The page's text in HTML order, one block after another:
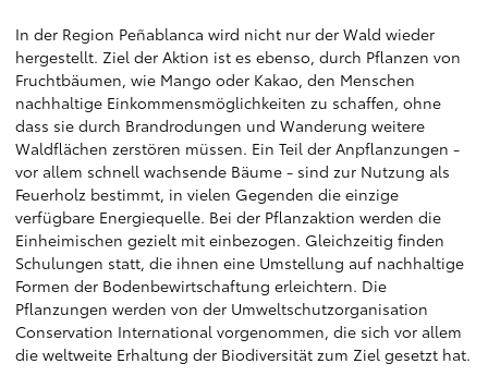
In der Region Peñablanca wird nicht nur der Wald wieder
hergestellt. Ziel der Aktion ist es ebenso, durch Pflanzen von
Fruchtbäumen, wie Mango oder Kakao, den Menschen
nachhaltige Einkommensmöglichkeiten zu schaffen, ohne
dass sie durch Brandrodungen und Wanderung weitere
Waldflächen zerstören müssen. Ein Teil der Anpflanzungen -
vor allem schnell wachsende Bäume - sind zur Nutzung als
Feuerholz bestimmt, in vielen Gegenden die einzige
verfügbare Energiequelle. Bei der Pflanzaktion werden die
Einheimischen gezielt mit einbezogen. Gleichzeitig finden
Schulungen statt, die ihnen eine Umstellung auf nachhaltige
Formen der Bodenbewirtschaftung erleichtern. Die
Pflanzungen werden von der Umweltschutzorganisation
Conservation International vorgenommen, die sich vor allem
die weltweite Erhaltung der Biodiversität zum Ziel gesetzt hat.